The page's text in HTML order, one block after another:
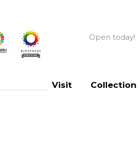
Open today!
Visit Collection